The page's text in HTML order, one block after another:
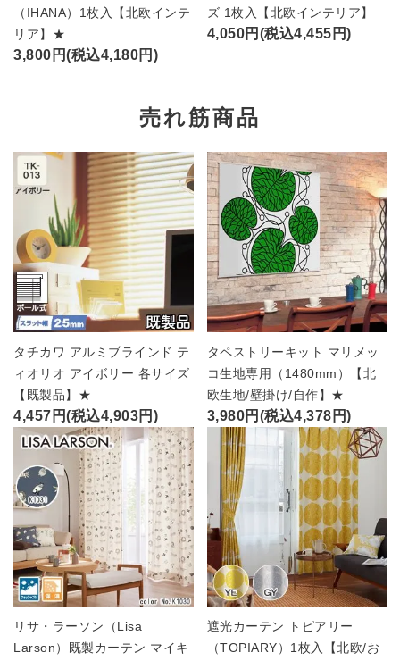
（IHANA）1枚入【北欧インテ
リア】★
3,800円(税込4,180円)
ズ 1枚入【北欧インテリア】
4,050円(税込4,455円)
売れ筋商品
タチカワ アルミブラインド テ
ィオリオ アイボリー 各サイズ
【既製品】★
4,457円(税込4,903円)
タペストリーキット マリメッ
コ生地専用（1480mm）【北
欧生地/壁掛け/自作】★
3,980円(税込4,378円)
リサ・ラーソン（Lisa
Larson）既製カーテン マイキ
遮光カーテン トピアリー
（TOPIARY）1枚入【北欧/お